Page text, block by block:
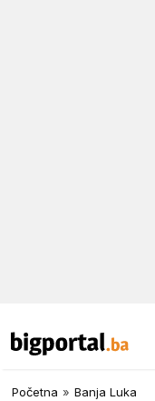
Početna » Banja Luka